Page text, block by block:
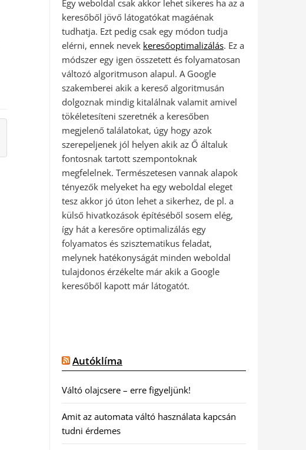
Egy weboldal csak akkor lehet sikeres ha az a
keresőből jövő látogatókat magáénak
tudhatja. Ezt pedig csak egy módon tudja
elérni, ennek nevek keresőoptimalizálás. Ez a
módszer egy igen összetett és folyamatosan
változó algoritmuson alapul. A Google
szakemberei akik a kereső algoritmusán
dolgoznak mindig kitalálnak valamit amivel
tökéletesíteni szeretnék a keresőben
megjelenő találatokat, úgy hogy azok
szerepeljenek jól helyen akik az Ő általuk
fontosnak tartott szempontoknak
megfelelnek. Természetesen vannak alapok
tényezők melyeket ha egy weboldal eleget
tesz akkor jó úton lehet a sikerhez, de pl. a
külső hivatkozások építéséből sosem elég,
így hát a keresőre optimalizálás egy
folyamatos és szisztematikus feladat,
melynek hatékonyságát minden weboldal
tulajdonos érzékelte már akik a Google
keresőből kapott már látogatót.
Autóklíma
Váltó olajcsere – erre figyeljünk!
Amit az automata váltó használata kapcsán
tudni érdemes